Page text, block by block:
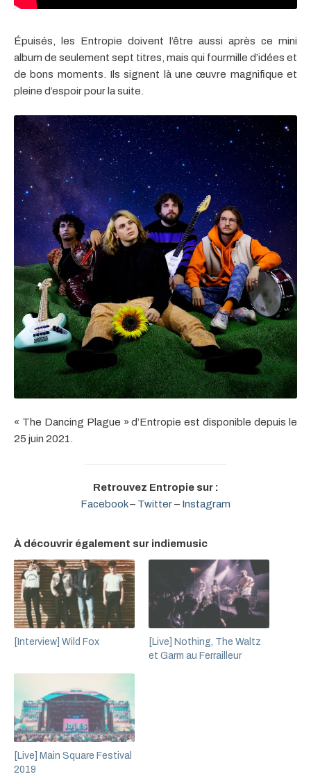
Épuisés, les Entropie doivent l’être aussi après ce mini
album de seulement sept titres, mais qui fourmille d’idées et
de bons moments. Ils signent là une œuvre magnifique et
pleine d’espoir pour la suite.
« The Dancing Plague » d’Entropie est disponible depuis le
25 juin 2021.
Retrouvez Entropie sur :
Facebook– Twitter– Instagram
À découvrir également sur indiemusic
[Interview] Wild Fox
[Live] Nothing, The Waltz
et Garm au Ferrailleur
[Live] Main Square Festival
2019